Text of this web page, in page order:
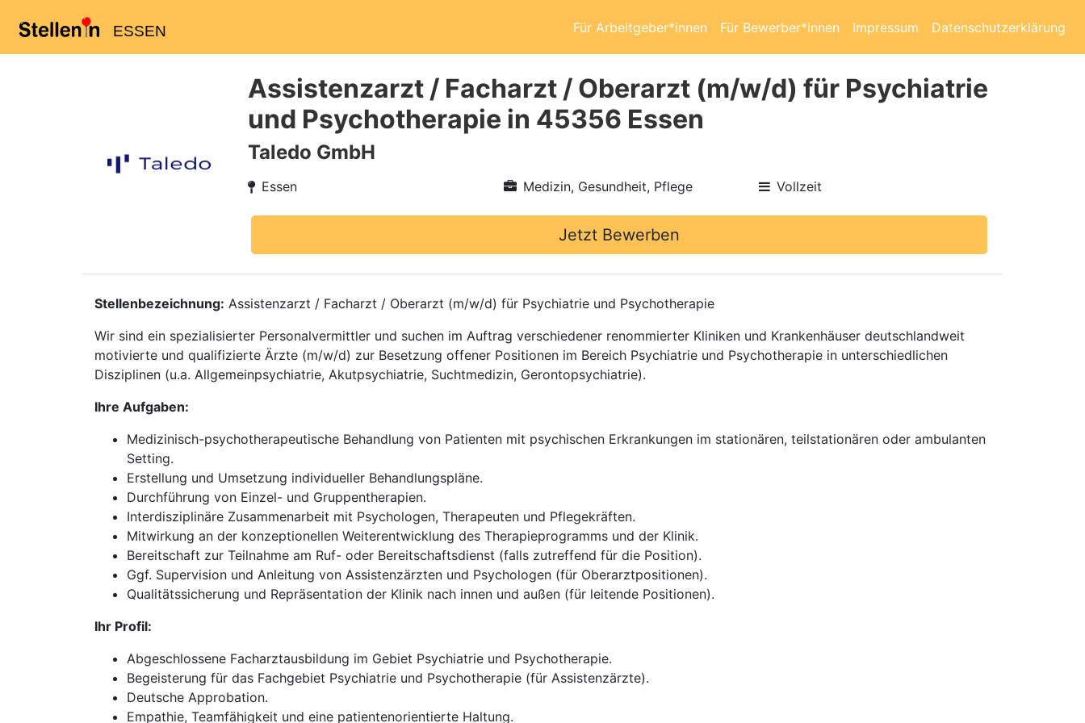
ESSEN Für Arbeitgeber*innen Für Bewerber*innen Impressum Datenschutzerklärung
Assistenzarzt / Facharzt / Oberarzt (m/w/d) für Psychiatrie
und Psychotherapie in 45356 Essen
Taledo GmbH
Essen Medizin, Gesundheit, Pflege Vollzeit
Jetzt Bewerben
Stellenbezeichnung: Assistenzarzt / Facharzt / Oberarzt (m/w/d) für Psychiatrie und Psychotherapie
Wir sind ein spezialisierter Personalvermittler und suchen im Auftrag verschiedener renommierter Kliniken und Krankenhäuser deutschlandweit
motivierte und qualifizierte Ärzte (m/w/d) zur Besetzung offener Positionen im Bereich Psychiatrie und Psychotherapie in unterschiedlichen
Disziplinen (u.a. Allgemeinpsychiatrie, Akutpsychiatrie, Suchtmedizin, Gerontopsychiatrie).
Ihre Aufgaben:
Medizinisch-psychotherapeutische Behandlung von Patienten mit psychischen Erkrankungen im stationären, teilstationären oder ambulanten
Setting.
Erstellung und Umsetzung individueller Behandlungspläne.
Durchführung von Einzel- und Gruppentherapien.
Interdisziplinäre Zusammenarbeit mit Psychologen, Therapeuten und Pflegekräften.
Mitwirkung an der konzeptionellen Weiterentwicklung des Therapieprogramms und der Klinik.
Bereitschaft zur Teilnahme am Ruf- oder Bereitschaftsdienst (falls zutreffend für die Position).
Ggf. Supervision und Anleitung von Assistenzärzten und Psychologen (für Oberarztpositionen).
Qualitätssicherung und Repräsentation der Klinik nach innen und außen (für leitende Positionen).
Ihr Profil:
Abgeschlossene Facharztausbildung im Gebiet Psychiatrie und Psychotherapie.
Begeisterung für das Fachgebiet Psychiatrie und Psychotherapie (für Assistenzärzte).
Deutsche Approbation.
Empathie, Teamfähigkeit und eine patientenorientierte Haltung.